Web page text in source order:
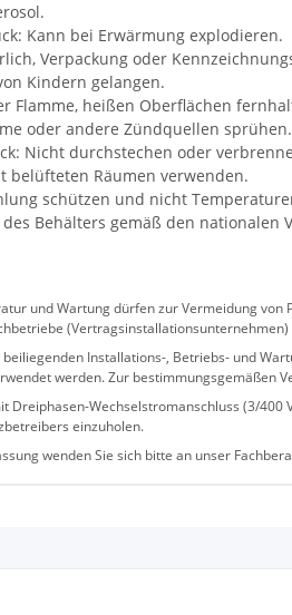
Kann bei Erwärmung explodieren.
Verpackung oder
Kindern gelangen.
Flamme, heißen Oberflächen
oder andere Zündquellen sprühen.
Nicht durchstechen oder
belüfteten Räumen verwenden.
schützen und nicht
Behälters gemäß den nationalen
und Wartung dürfen zur Vermeidung
(Vertragsinstallationsunternehmen)
Installations-, Betriebs- und
werden. Zur
Dreiphasen-Wechselstromanschluss (3/
einzuholen.
wenden Sie sich bitte an unser